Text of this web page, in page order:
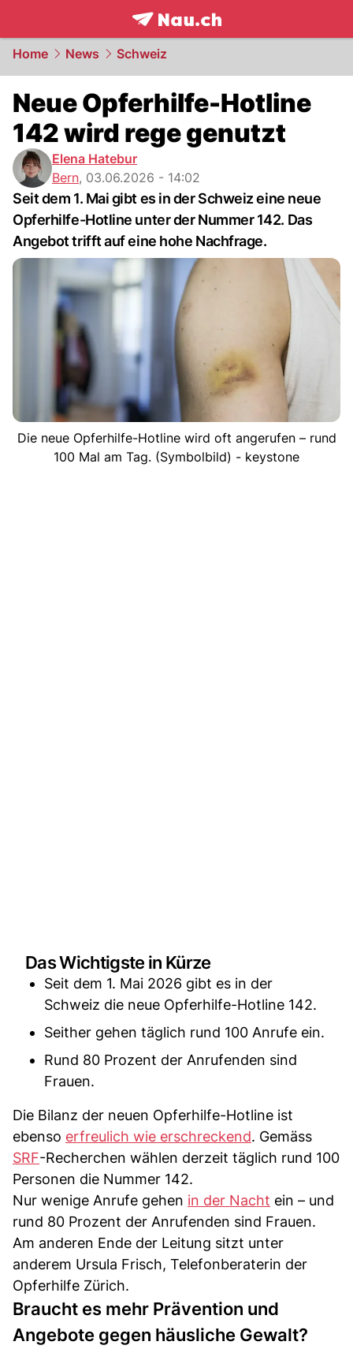
frontpage.NAU.ch
Home News Schweiz
Neue Opferhilfe-Hotline
142 wird rege genutzt
Elena Hatebur
Bern, 03.06.2026 - 14:02
Seit dem 1. Mai gibt es in der Schweiz eine neue
Opferhilfe-Hotline unter der Nummer 142. Das
Angebot trifft auf eine hohe Nachfrage.
Die neue Opferhilfe-Hotline wird oft angerufen – rund
100 Mal am Tag. (Symbolbild) - keystone
Das Wichtigste in Kürze
Seit dem 1. Mai 2026 gibt es in der
Schweiz die neue Opferhilfe-Hotline 142.
Seither gehen täglich rund 100 Anrufe ein.
Rund 80 Prozent der Anrufenden sind
Frauen.
Die Bilanz der neuen Opferhilfe-Hotline ist
ebenso erfreulich wie erschreckend. Gemäss
SRF-Recherchen wählen derzeit täglich rund 100
Personen die Nummer 142.
Nur wenige Anrufe gehen in der Nacht ein – und
rund 80 Prozent der Anrufenden sind Frauen.
Am anderen Ende der Leitung sitzt unter
anderem Ursula Frisch, Telefonberaterin der
Opferhilfe Zürich.
Braucht es mehr Prävention und
Angebote gegen häusliche Gewalt?